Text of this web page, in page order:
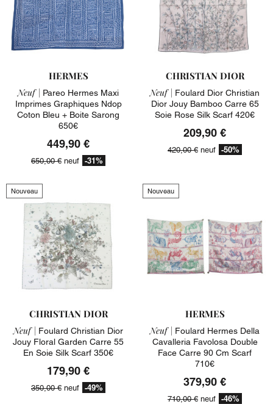
HERMES
Neuf | Pareo Hermes Maxi
Imprimes Graphiques Ndop
Coton Bleu + Boite Sarong
650€
449,90 €
650,00 € neuf -31%
CHRISTIAN DIOR
Neuf | Foulard Dior Christian
Dior Jouy Bamboo Carre 65
Soie Rose Silk Scarf 420€
209,90 €
420,00 € neuf -50%
Nouveau
CHRISTIAN DIOR
Neuf | Foulard Christian Dior
Jouy Floral Garden Carre 55
En Soie Silk Scarf 350€
179,90 €
350,00 € neuf -49%
Nouveau
HERMES
Neuf | Foulard Hermes Della
Cavalleria Favolosa Double
Face Carre 90 Cm Scarf
710€
379,90 €
710,00 € neuf -46%